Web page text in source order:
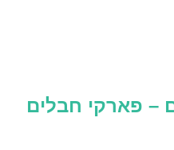
– פארקי חבלים